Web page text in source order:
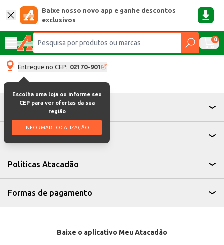
Baixe nosso novo app e ganhe descontos
exclusivos
0
Entregue no CEP: 02170-901
Escolha uma loja ou informe seu
CEP para ver ofertas da sua
região
INFORMAR LOCALIZAÇÃO
Atendimento
Institucional
Políticas Atacadão
Formas de pagamento
Baixe o aplicativo Meu Atacadão